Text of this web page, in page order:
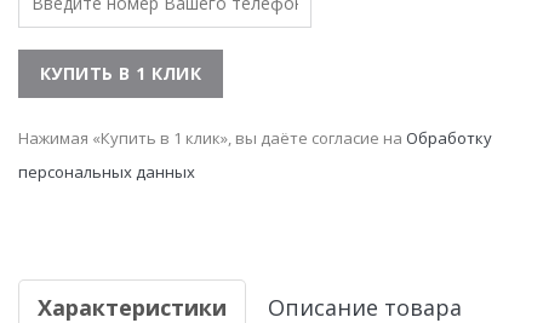
Нажимая «Купить в 1 клик», вы даёте согласие на Обработку
персональных данных
Характеристики Описание товара